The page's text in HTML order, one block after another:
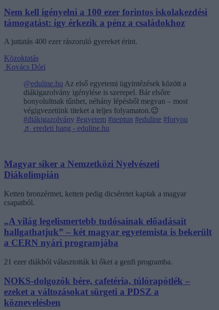
Nem kell igényelni a 100 ezer forintos iskolakezdési
támogatást: így érkezik a pénz a családokhoz
A juttatás 400 ezer rászoruló gyereket érint.
Közoktatás
Kovács Dóri
@eduline.hu Az első egyetemi ügyintézések között a
diákigazolvány igénylése is szerepel. Bár elsőre
bonyolultnak tűnhet, néhány lépésből megvan – most
végigvezetünk titeket a teljes folyamaton.😉
#diákigazolvány #egyetem #neptun #eduline #foryou
♬ eredeti hang - eduline.hu
Magyar siker a Nemzetközi Nyelvészeti
Diákolimpián
Ketten bronzérmet, ketten pedig dicséretet kaptak a magyar
csapatból.
„A világ legelismertebb tudósainak előadásait
hallgathatjuk” – két magyar egyetemista is bekerült
a CERN nyári programjába
21 ezer diákból választották ki őket a genfi programba.
NOKS-dolgozók bére, cafetéria, túlórapótlék –
ezeket a változásokat sürgeti a PDSZ a
köznevelésben